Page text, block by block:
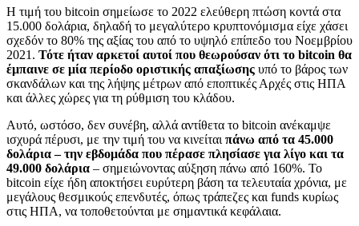
Η τιμή του bitcoin σημείωσε το 2022 ελεύθερη πτώση κοντά στα
15.000 δολάρια, δηλαδή το μεγαλύτερο κρυπτονόμισμα είχε χάσει
σχεδόν το 80% της αξίας του από το υψηλό επίπεδο του Νοεμβρίου
2021. Τότε ήταν αρκετοί αυτοί που θεωρούσαν ότι το bitcoin θα
έμπαινε σε μία περίοδο οριστικής απαξίωσης υπό το βάρος των
σκανδάλων και της λήψης μέτρων από εποπτικές Αρχές στις ΗΠΑ
και άλλες χώρες για τη ρύθμιση του κλάδου.
Αυτό, ωστόσο, δεν συνέβη, αλλά αντίθετα το bitcoin ανέκαμψε
ισχυρά πέρυσι, με την τιμή του να κινείται πάνω από τα 45.000
δολάρια – την εβδομάδα που πέρασε πλησίασε για λίγο και τα
49.000 δολάρια – σημειώνοντας αύξηση πάνω από 160%. Το
bitcoin είχε ήδη αποκτήσει ευρύτερη βάση τα τελευταία χρόνια, με
μεγάλους θεσμικούς επενδυτές, όπως τράπεζες και funds κυρίως
στις ΗΠΑ, να τοποθετούνται με σημαντικά κεφάλαια.